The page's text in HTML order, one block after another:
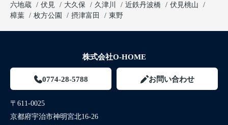
六地蔵
伏見 大久保 久津川 近鉄丹波橋
伏見桃山
樟葉
枚方公園 摂津富田 東野
株式会社O-HOME
0774-28-5788 お問い合わせ
〒611-0025
京都府宇治市神明宮北16-26